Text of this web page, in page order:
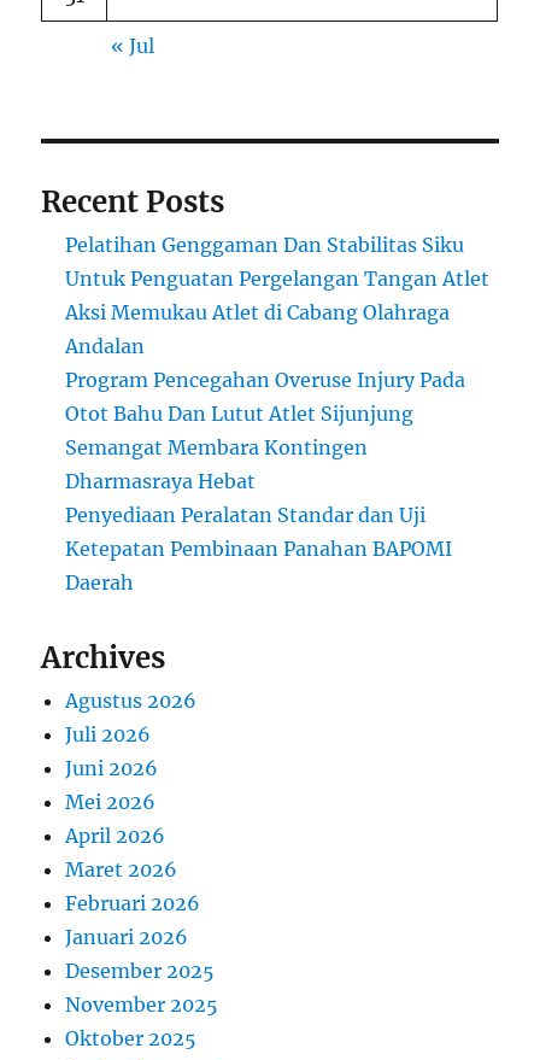
« Jul
Recent Posts
Pelatihan Genggaman Dan Stabilitas Siku
Untuk Penguatan Pergelangan Tangan Atlet
Aksi Memukau Atlet di Cabang Olahraga
Andalan
Program Pencegahan Overuse Injury Pada
Otot Bahu Dan Lutut Atlet Sijunjung
Semangat Membara Kontingen
Dharmasraya Hebat
Penyediaan Peralatan Standar dan Uji
Ketepatan Pembinaan Panahan BAPOMI
Daerah
Archives
Agustus 2026
Juli 2026
Juni 2026
Mei 2026
April 2026
Maret 2026
Februari 2026
Januari 2026
Desember 2025
November 2025
Oktober 2025